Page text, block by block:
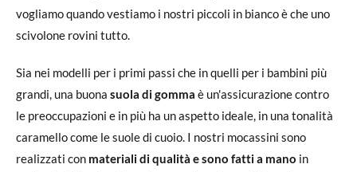
vogliamo quando vestiamo i nostri piccoli in bianco è che uno
scivolone rovini tutto.
Sia nei modelli per i primi passi che in quelli per i bambini più
grandi, una buona suola di gomma è un'assicurazione contro
le preoccupazioni e in più ha un aspetto ideale, in una tonalità
caramello come le suole di cuoio. I nostri mocassini sono
realizzati con materiali di qualità e sono fatti a mano in